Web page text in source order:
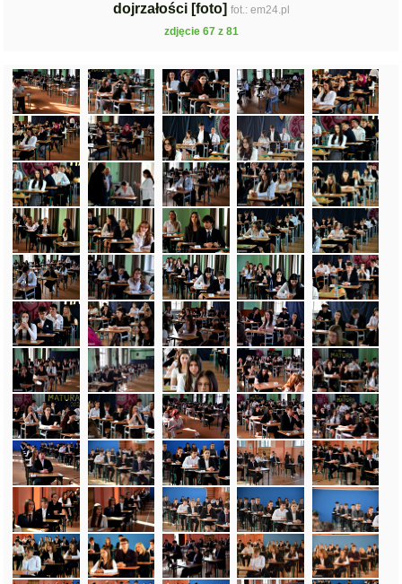
dojrzałości [foto] fot.: em24.pl
zdjęcie 67 z 81